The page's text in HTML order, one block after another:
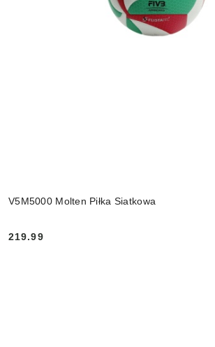
V5M5000 Molten Piłka Siatkowa
Cena:
219.99